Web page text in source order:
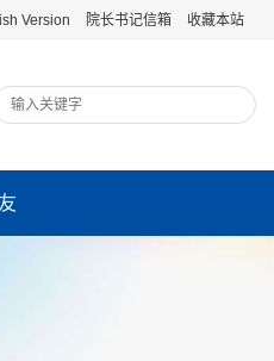
Version 院长书记信箱 收藏本站